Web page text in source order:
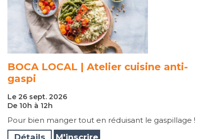
BOCA LOCAL | Atelier cuisine anti-
gaspi
Le 26 sept. 2026
De 10h à 12h
Pour bien manger tout en réduisant le gaspillage !
Détails M'inscrire